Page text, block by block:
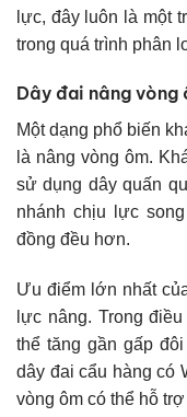
lực, đây luôn là một
trong quá trình phân
Dây đai nâng vòng
Một dạng phổ biến
là nâng vòng ôm.
sử dụng dây quấn
nhánh chịu lực
đồng đều hơn.
Ưu điểm lớn nhất
lực nâng. Trong
thể tăng gần gấp
dây đai cẩu hàng có
vòng ôm có thể hỗ